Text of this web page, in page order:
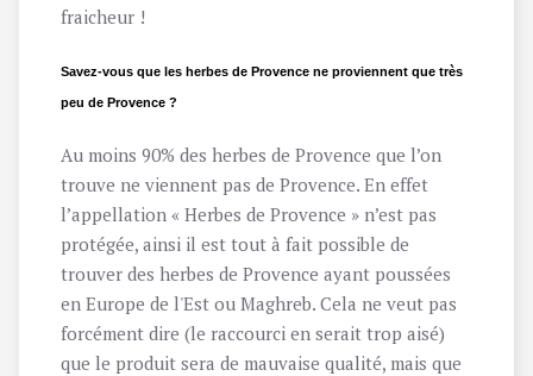
fraicheur !
Savez-vous que les herbes de Provence ne proviennent que très
peu de Provence ?
Au moins 90% des herbes de Provence que l’on
trouve ne viennent pas de Provence. En effet
l’appellation « Herbes de Provence » n’est pas
protégée, ainsi il est tout à fait possible de
trouver des herbes de Provence ayant poussées
en Europe de l'Est ou Maghreb. Cela ne veut pas
forcément dire (le raccourci en serait trop aisé)
que le produit sera de mauvaise qualité, mais que